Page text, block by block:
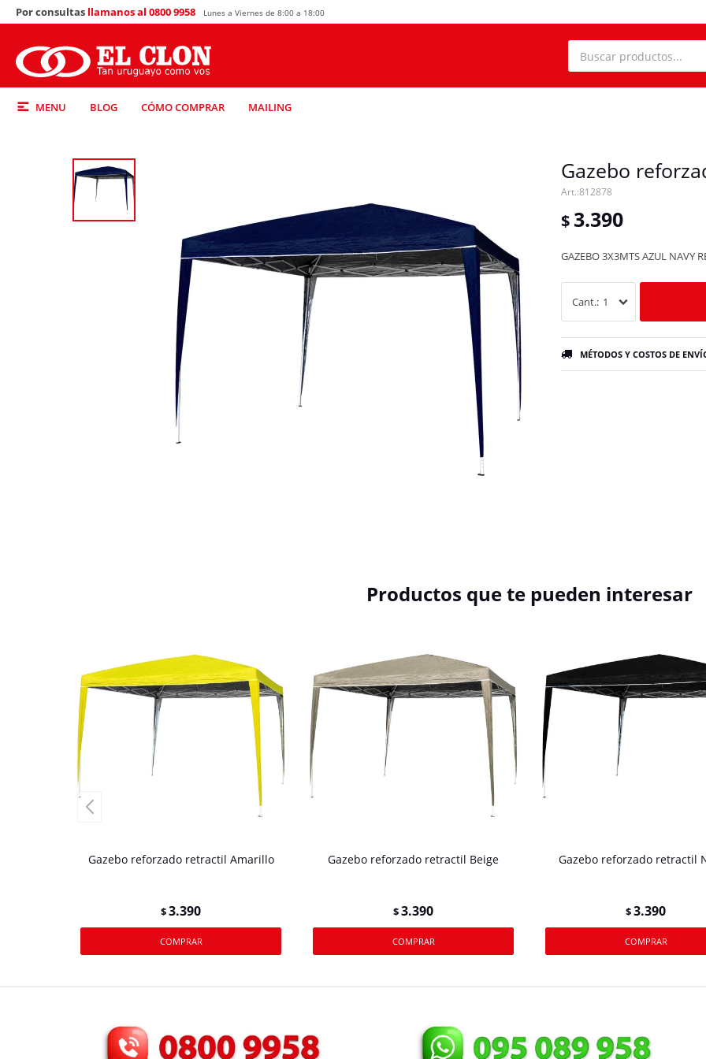
MENU BLOG CÓMO COMPRAR MAILING
Por consultas llamanos al 0800 9958 Lunes a Viernes de 8:00 a 18:00
Gazebo
812878
$ 3.390
GAZEBO 3X3MTS AZUL NAVY
1
MÉTODOS Y COSTOS DE
Productos que te pueden interesar
Gazebo reforzado retractil Amarillo
$3.390
Gazebo reforzado retractil Beige
$3.390
Gazebo reforzado retractil
$3.390